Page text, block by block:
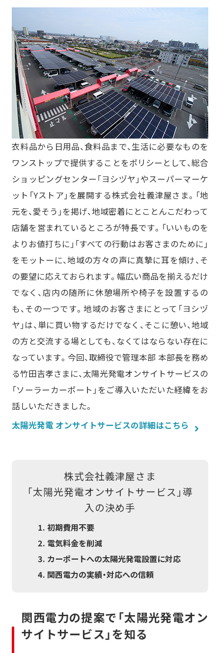
ご採用事例
太陽光発電・再エネECOプラン
キユーピー株式会社
太陽光発電・おまかSave-Air®
トッパン・フォームズ
関西株式会社
その他の採用事例を見る
エネルーク
太陽光発電オンサイトサービス
その他のサービスを見る
ご採用事例
エナッジ®
コーナン商事株式会社
おまかSave-Air®
株式会社エイチ・ツー・オー
商業開発
その他の採用事例を見る
非常用発電機のテスト・メンテナンス
非常用発電機負荷試験サービス
非常時に備え、燃料保管＆配送
緊急時燃料配送
その他のサービスを見る
ご採用事例
かんでん総合防災サービス
株式会社 ニチレイ
ロジグループ本社
安否確認システム
地方独立行政法人
市立吹田市民病院
その他の採用事例を見る
製造業
小売・卸業
自治体・学校
病院・医療機関
物流・運輸業
その他
製造業ソリューション特設サイト
企業情報
電気・ガスについて
お問い合わせ
衣料品から日用品、食料品まで、生活に必要なものを
ワンストップで提供することをポリシーとして、総合
ショッピングセンター「ヨシヅヤ」やスーパーマーケ
ット「Yストア」を展開する株式会社義津屋さま。「地
元を、愛そう」を掲げ、地域密着にとことんこだわって
店舗を営まれているところが特長です。「いいものを
よりお値打ちに」「すべての行動はお客さまのために」
をモットーに、地域の方々の声に真摯に耳を傾け、そ
の要望に応えておられます。幅広い商品を揃えるだけ
でなく、店内の随所に休憩場所や椅子を設置するの
も、その一つです。地域のお客さまにとって「ヨシヅ
ヤ」は、単に買い物するだけでなく、そこに憩い、地域
の方と交流する場としても、なくてはならない存在に
なっています。今回、取締役で管理本部 本部長を務め
る竹田吉孝さまに、太陽光発電オンサイトサービスの
「ソーラーカーポート」をご導入いただいた経緯をお
話しいただきました。
太陽光発電 オンサイトサービスの詳細はこちら
株式会社義津屋さま
「太陽光発電オンサイトサービス」導
入の決め手
初期費用不要
電気料金を削減
カーポートへの太陽光発電設置に対応
関西電力の実績・対応への信頼
関西電力の提案で「太陽光発電オン
サイトサービス」を知る